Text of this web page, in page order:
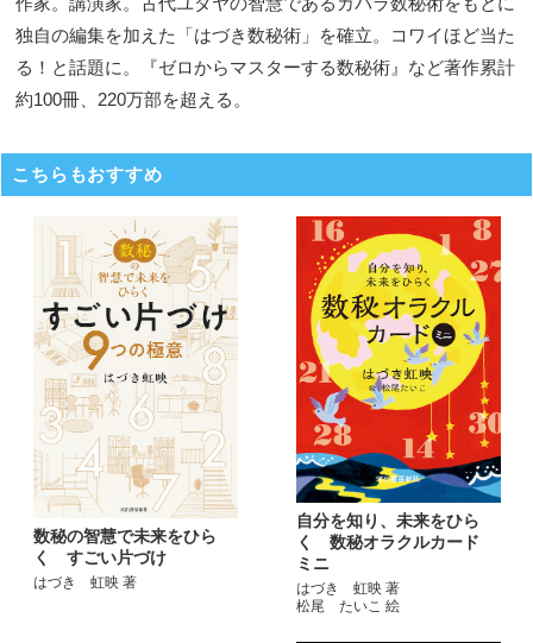
独自の編集を加えた「はづき数秘術」を確立。コワイほど当た
る！と話題に。『ゼロからマスターする数秘術』など著作累計
約100冊、220万部を超える。
こちらもおすすめ
数秘の智慧で未来をひら
く すごい片づけ
はづき 虹映 著
自分を知り、未来をひら
く 数秘オラクルカード
ミニ
はづき 虹映 著
松尾 たいこ 絵